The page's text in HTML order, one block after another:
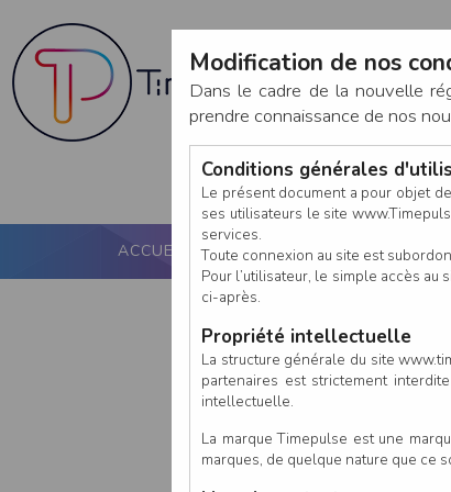
ACCUEIL PUCE ACTIVE NOS
Modification de nos
Dans le cadre de la nouvelle
prendre connaissance de nos
Conditions générales
Le présent document a pour objet
ses utilisateurs le site
services.
Toute connexion au site est
Pour l’utilisateur, le simple accès au
ci-après.
Propriété intellectuelle
La structure générale du site
partenaires est strictement
intellectuelle.
La marque Timepulse est une
marques, de quelque nature que ce